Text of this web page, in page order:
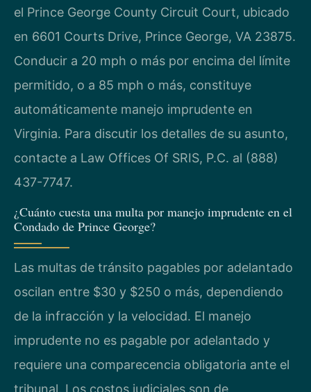
el Prince George County Circuit Court, ubicado
en 6601 Courts Drive, Prince George, VA 23875.
Conducir a 20 mph o más por encima del límite
permitido, o a 85 mph o más, constituye
automáticamente manejo imprudente en
Virginia. Para discutir los detalles de su asunto,
contacte a Law Offices Of SRIS, P.C. al (888)
437-7747.
¿Cuánto cuesta una multa por manejo imprudente en el
Condado de Prince George?
Las multas de tránsito pagables por adelantado
oscilan entre $30 y $250 o más, dependiendo
de la infracción y la velocidad. El manejo
imprudente no es pagable por adelantado y
requiere una comparecencia obligatoria ante el
tribunal. Los costos judiciales son de